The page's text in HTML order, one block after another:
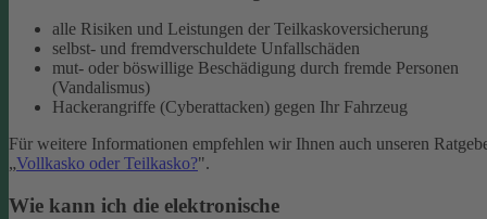
alle Risiken und Leistungen der Teilkaskoversicherung
selbst- und fremdverschuldete Unfallschäden
mut- oder böswillige Beschädigung durch fremde Personen
(Vandalismus)
Hackerangriffe (Cyberattacken) gegen Ihr Fahrzeug
Für weitere Informationen empfehlen wir Ihnen auch unseren
„Vollkasko oder Teilkasko?".
Wie kann ich die elektronische